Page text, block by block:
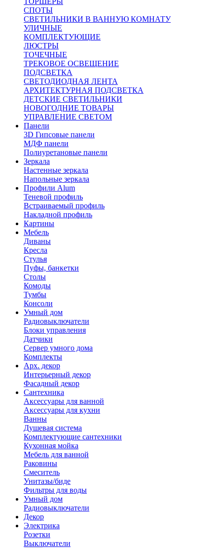
СПОТЫ
СВЕТИЛЬНИКИ В ВАННУЮ КОМНАТУ
УЛИЧНЫЕ
КОМПЛЕКТУЮЩИЕ
ЛЮСТРЫ
ТОЧЕЧНЫЕ
ТРЕКОВОЕ ОСВЕЩЕНИЕ
ПОДСВЕТКА
СВЕТОДИОДНАЯ ЛЕНТА
АРХИТЕКТУРНАЯ ПОДСВЕТКА
ДЕТСКИЕ СВЕТИЛЬНИКИ
НОВОГОДНИЕ ТОВАРЫ
УПРАВЛЕНИЕ СВЕТОМ
Панели
3D Гипсовые панели
МДФ панели
Полиуретановые панели
Зеркала
Настенные зеркала
Напольные зеркала
Профили Alum
Теневой профиль
Встраиваемый профиль
Накладной профиль
Картины
Мебель
Диваны
Кресла
Стулья
Пуфы, банкетки
Столы
Комоды
Тумбы
Консоли
Умный дом
Радиовыключатели
Блоки управления
Датчики
Сервер умного дома
Комплекты
Арх. декор
Интерьерный декор
Фасадный декор
Сантехника
Аксессуары для ванной
Аксессуары для кухни
Ванны
Душевая система
Комплектующие сантехники
Кухонная мойка
Мебель для ванной
Раковины
Смеситель
Унитазы/биде
Фильтры для воды
Умный дом
Радиовыключатели
Декор
Электрика
Розетки
Выключатели